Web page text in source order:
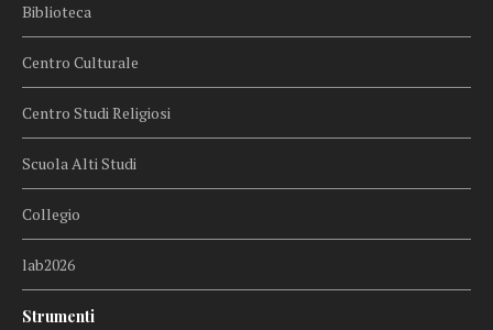
Biblioteca
Centro Culturale
Centro Studi Religiosi
Scuola Alti Studi
Collegio
lab2026
Strumenti